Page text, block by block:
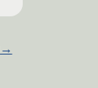
→